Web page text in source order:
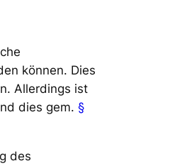
können. Dies
Allerdings ist
dies gem. §
des